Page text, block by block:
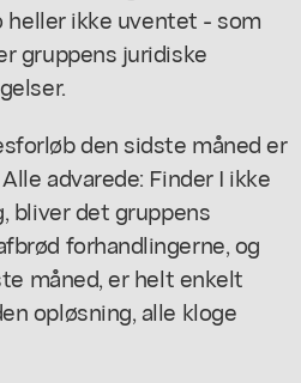
heller ikke uventet - som
gruppens juridiske
den sidste måned er
advarede: Finder I ikke
bliver det gruppens
forhandlingerne, og
måned, er helt enkelt
opløsning, alle kloge